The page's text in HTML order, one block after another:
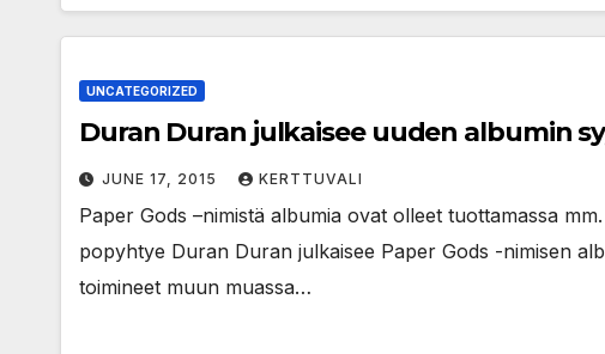
UNCATEGORIZED
Duran Duran julkaisee uuden albumin
JUNE 17, 2015 KERTTUVALI
Paper Gods –nimistä albumia ovat olleet tuottamassa
popyhtye Duran Duran julkaisee Paper Gods -nimisen
toimineet muun muassa…